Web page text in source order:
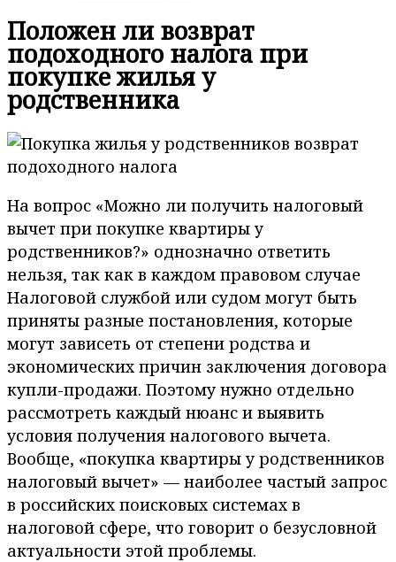
Положен ли возврат
подоходного налога при
покупке жилья у
родственника
На вопрос «Можно ли получить налоговый
вычет при покупке квартиры у
родственников?» однозначно ответить
нельзя, так как в каждом правовом случае
Налоговой службой или судом могут быть
приняты разные постановления, которые
могут зависеть от степени родства и
экономических причин заключения договора
купли-продажи. Поэтому нужно отдельно
рассмотреть каждый нюанс и выявить
условия получения налогового вычета.
Вообще, «покупка квартиры у родственников
налоговый вычет» — наиболее частый запрос
в российских поисковых системах в
налоговой сфере, что говорит о безусловной
актуальности этой проблемы.